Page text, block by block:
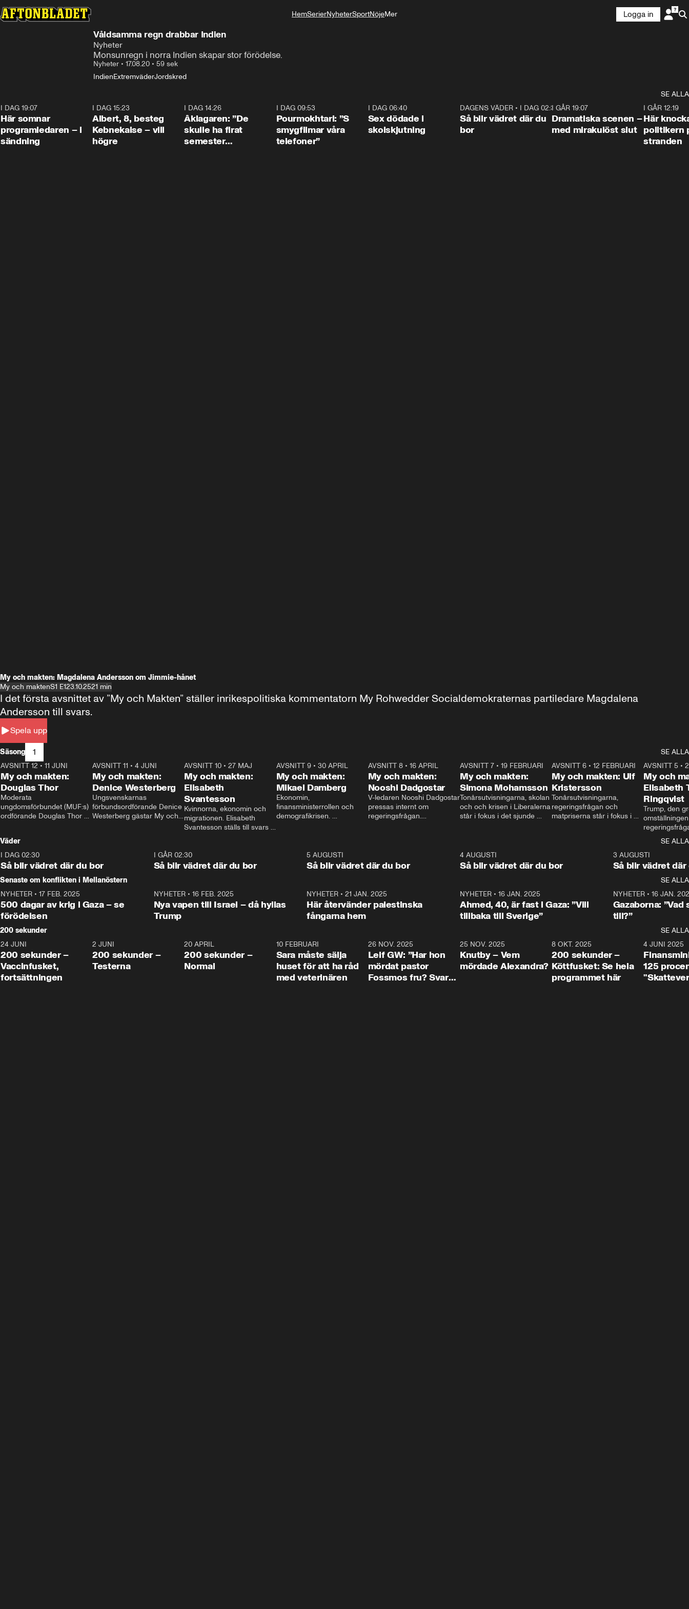
HemSerierNyheterSportNöjeMer
Logga in
Våldsamma regn drabbar Indien
Nyheter
Monsunregn i norra Indien skapar stor förödelse.
Nyheter • 17.08.20 • 59 sek
IndienExtremväderJordskred
SE ALLA
I DAG 19:07
Här somnar
programledaren – i
sändning
I DAG 15:23
Albert, 8, besteg
Kebnekaise – vill
högre
I DAG 14:26
Åklagaren: ”De
skulle ha firat
semester
I DAG 09:53
Pourmokhtari: ”S
smygfilmar våra
telefoner”
I DAG 06:40
Sex dödade i
skolskjutning
1:06
DAGENS VÄDER• I DAG 02:30
Så blir vädret där du
bor
I GÅR 19:07
Dramatiska scenen –
med mirakulöst slut
I GÅR 12:19
Här
politikern
stranden
My och makten: Magdalena Andersson om Jimmie-hånet
My och maktenS1 E123.10.2521 min
Spela upp
I det första avsnittet av ”My och Makten” ställer inrikespolitiska kommentatorn My Rohwedder Socialdemokraternas partiledare Magdalena
Andersson till svars.
Säsong 1
SE ALLA
26:27
AVSNITT 12 • 11 JUNI
My och makten:
Douglas Thor
Moderata
ungdomsförbundet (MUF:s)
ordförande Douglas Thor
tonårsutvisningarna och hur
Moderaterna ska locka
väljare till valet i höst.
23:40
AVSNITT 11 •4 JUNI
My och makten:
Denice Westerberg
Ungsvenskarnas
förbundsordförande Denice
Westerberg gästar My och
AVSNITT 10 •27 MAJ
My och makten:
Elisabeth
Svantesson
Kvinnorna, ekonomin och
migrationen. Elisabeth
Svantesson ställs till svars
AVSNITT 9• 30 APRIL
My och makten:
Mikael Damberg
Ekonomin,
finansministerrollen och
demografikrisen.
och Makten.
AVSNITT 8• 16 APRIL
My och makten:
Nooshi Dadgostar
V-ledaren Nooshi Dadgostar
pressas internt om
regeringsfrågan.
– Vi ställer upp i val. Ska vi
vara med så sitter vi förstås
24:30
AVSNITT 7• 19 FEBRUARI
My och makten:
Simona Mohamsson
Tonårsutvisningarna, skolan
och och krisen i Liberalerna
står i fokus i det sjunde
kommentator My
Rohwedder ställer
utbildnings- och
Mohamsson till svars.
27:30
AVSNITT 6 •12 FEBRUARI
My och makten: Ulf
Kristersson
Tonårsutvisningarna,
regeringsfrågan och
matpriserna står i fokus i
Rohwedder ställer
statsminister Ulf Kristersson
AVSNITT 5 •
My och
Elisabeth
Ringqvist
Trump, den
centrum i
avsnittet av
Makten”. Se
Aftonbladets
Rohwedder
Thand Ring
Väder
SE ALLA
I DAG 02:30
Så blir vädret där du bor
1:06
I GÅR 02:30
Så blir vädret där du bor
5 AUGUSTI
Så blir vädret där du bor
4 AUGUSTI
Så blir vädret där du bor
3 AUGUSTI
Så blir vädret där
Senaste om konflikten i Mellanöstern
SE ALLA
NYHETER • 17 FEB. 2025
500 dagar av krig i Gaza – se
förödelsen
NYHETER• 16 FEB. 2025
Nya vapen till Israel – då hyllas
Trump
NYHETER •21 JAN. 2025
Här återvänder palestinska
fångarna hem
NYHETER• 16 JAN. 2025
Ahmed, 40, är fast i Gaza: ”Vill
tillbaka till Sverige”
NYHETER• 16 JAN.
Gazaborna:
till?”
200 sekunder
SE ALLA
5:00
24 JUNI
200 sekunder –
Vaccinfusket,
fortsättningen
4:23
2 JUNI
200 sekunder –
Testerna
20 APRIL
200 sekunder –
Normal
10 FEBRUARI
Sara måste sälja
huset för att ha råd
med veterinären
26 NOV. 2025
Leif GW: ”Har hon
mördat pastor
Fossmos fru? Svar
31:05
25 NOV. 2025
Knutby – Vem
mördade Alexandra?
4:29
8 OKT. 2025
200 sekunder –
Köttfusket: Se hela
programmet här
4 JUNI 2025
125